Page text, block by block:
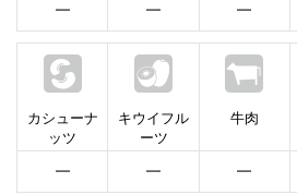
━ ━ ━
カシューナ
ッツ
━
キウイフル
ーツ
━
牛肉
━